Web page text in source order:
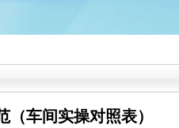
车间实操对照表）